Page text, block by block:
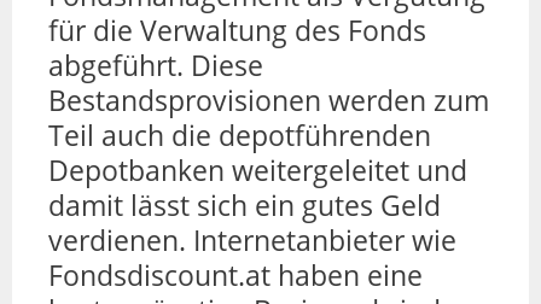
für die Verwaltung des Fonds
abgeführt. Diese
Bestandsprovisionen werden zum
Teil auch die depotführenden
Depotbanken weitergeleitet und
damit lässt sich ein gutes Geld
verdienen. Internetanbieter wie
Fondsdiscount.at haben eine